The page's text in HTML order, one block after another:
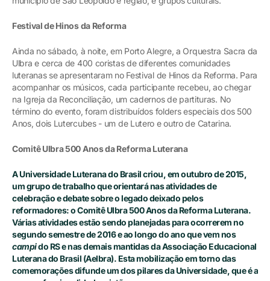
Festival de Hinos da Reforma
Ainda no sábado, à noite, em Porto Alegre, a Orquestra Sacra da
Ulbra e cerca de 400 coristas de diferentes comunidades
luteranas se apresentaram no Festival de Hinos da Reforma. Para
acompanhar os músicos, cada participante recebeu, ao chegar
na Igreja da Reconciliação, um cadernos de partituras. No
término do evento, foram distribuídos folders especiais dos 500
Anos, dois Lutercubes - um de Lutero e outro de Catarina.
Comitê Ulbra 500 Anos da Reforma Luterana
A Universidade Luterana do Brasil criou, em outubro de 2015,
um grupo de trabalho que orientará nas atividades de
celebração e debate sobre o legado deixado pelos
reformadores: o Comitê Ulbra 500 Anos da Reforma Luterana.
Várias atividades estão sendo planejadas para ocorrerem no
segundo semestre de 2016 e ao longo do ano que vem nos
campido RS e nas demais mantidas da Associação Educacional
Luterana do Brasil (Aelbra). Esta mobilização em torno das
comemorações difunde um dos pilares da Universidade, que é a